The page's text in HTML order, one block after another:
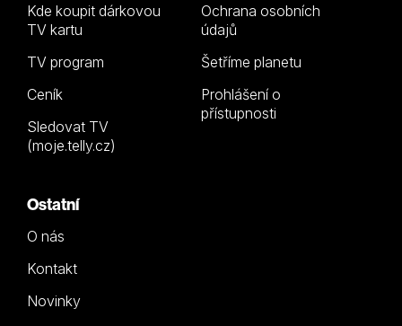
Kde koupit dárkovou
TV kartu
TV program
Ceník
Sledovat TV
(moje.telly.cz)
Ochrana osobních
údajů
Šetříme planetu
Prohlášení o
přístupnosti
Ostatní
O nás
Kontakt
Novinky